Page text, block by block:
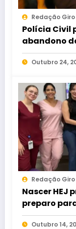
Redação
Polícia Civil
abandono
Outubro 24,
Redação
Nascer HEJ
preparo
esperado
Outubro 14,